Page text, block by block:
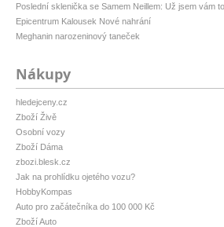
Poslední sklenička se Samem Neillem: Už jsem vám
Epicentrum Kalousek Nové nahrání
Meghanin narozeninový taneček
Nákupy
hledejceny.cz
Zboží Živě
Osobní vozy
Zboží Dáma
zbozi.blesk.cz
Jak na prohlídku ojetého vozu?
HobbyKompas
Auto pro začátečníka do 100 000 Kč
Zboží Auto